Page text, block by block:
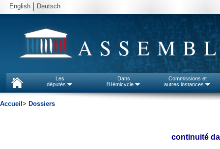
English Deutsch
Les
députés
Dans
l'Hémicycle
Commissions et
autres instances
Accueil > Dossiers
continuité